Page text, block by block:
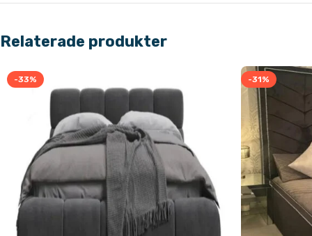
Relaterade produkter
-33% -31%